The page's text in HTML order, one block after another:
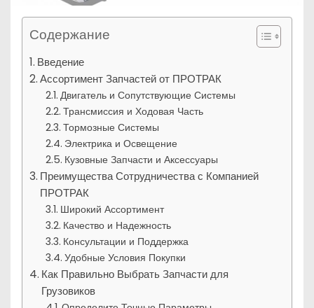
Содержание
Введение
Ассортимент Запчастей от ПРОТРАК
Двигатель и Сопутствующие Системы
Трансмиссия и Ходовая Часть
Тормозные Системы
Электрика и Освещение
Кузовные Запчасти и Аксессуары
Преимущества Сотрудничества с Компанией
ПРОТРАК
Широкий Ассортимент
Качество и Надежность
Консультации и Поддержка
Удобные Условия Покупки
Как Правильно Выбрать Запчасти для
Грузовиков